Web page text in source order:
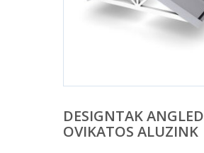
DESIGNTAK ANGLED
OVIKATOS ALUZINK